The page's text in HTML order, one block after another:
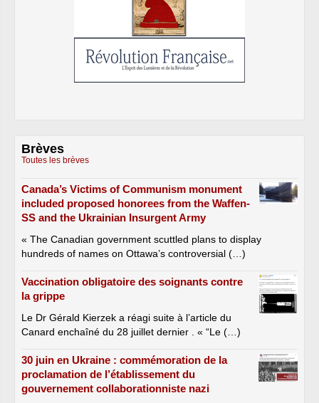
Brèves
Toutes les brèves
Canada’s Victims of Communism monument
included proposed honorees from the Waffen-
SS and the Ukrainian Insurgent Army
« The Canadian government scuttled plans to display
hundreds of names on Ottawa’s controversial (…)
Vaccination obligatoire des soignants contre
la grippe
Le Dr Gérald Kierzek a réagi suite à l’article du
Canard enchaîné du 28 juillet dernier . « “Le (…)
30 juin en Ukraine : commémoration de la
proclamation de l’établissement du
gouvernement collaborationniste nazi